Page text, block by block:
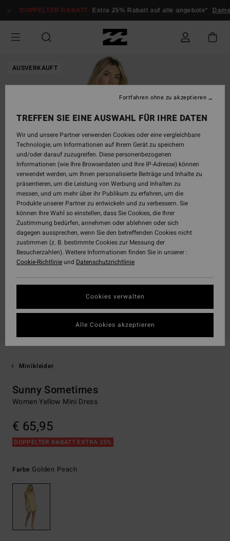
zur
springen
DOPPELTER RABATT Extra 25% Rabatt auf alle angebote*
AUSVERKAUFT
Minikleider
Sunny Sometimes
Women Yellow Mini Dress
€ 65,95
DOPPELTER RABATT EXTRA 25%
Farbe Golden Peach
TREFFEN SIE EINE AUSWAHL FÜR IHRE DATEN
Wir und unsere Partner verwenden Cookies oder eine vergleichbare
Technologie, um Informationen auf Ihrem Gerät zu speichern
und/oder darauf zuzugreifen. Diese personenbezogenen
Informationen (wie Ihre Browserdaten und Ihre IP-Adresse) können
verwendet werden, um Ihnen personalisierte Beiträge und Inhalte zu
präsentieren, um die Leistung von Werbung und Inhalten zu
messen, und um mehr über ihr Publikum zu erfahren, um die
Produkte unserer Partner zu entwickeln und zu verbessern. Sie
können Ihre Wahl so einstellen, dass Sie Cookies, die Ihrer
Zustimmung bedürfen, annehmen oder ablehnen oder sich
dagegen aussprechen, wenn Sie den betreffenden Cookies nicht
zustimmen (z. B. bestimmte Cookies zur Messung der
Besucherzahlen). Weitere Informationen finden Sie in unserer :
Cookie-Richtlinieund Datenschutzrichtlinie
Cookies verwalten
Fortfahren ohne zu akzeptieren
Alle Cookies akzeptieren